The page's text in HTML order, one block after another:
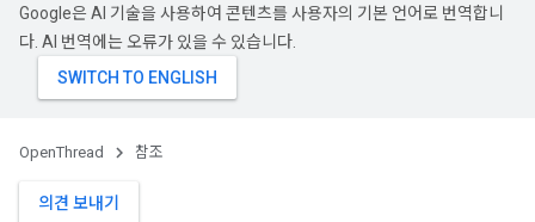
Google은 AI 기술을 사용하여 콘텐츠를 사용자의 기본 언어로 번역합니
다. AI 번역에는 오류가 있을 수 있습니다.
OpenThread 참조
의견 보내기